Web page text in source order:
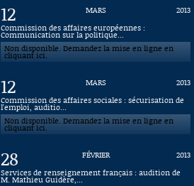
12 MARS
2013
Commission des affaires européennes :
Communication sur la politique...
Non disponible. Demandez la mise en ligne en
cliquant ici.
12 MARS
2013
Commission des affaires sociales : sécurisation de
l'emploi, auditio...
Non disponible. Demandez la mise en ligne en
cliquant ici.
28 FÉVRIER
2013
Services de renseignement français : audition de
M. Mathieu Guidère,...